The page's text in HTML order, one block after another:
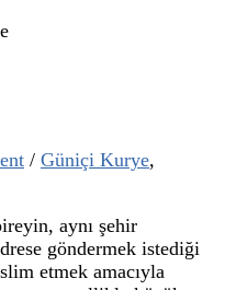
/ Güniçi Kurye,
aynı şehir
göndermek istediği
etmek amacıyla